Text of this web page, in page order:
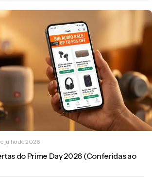
julho de 2026
do Prime Day 2026 (Conferidas ao